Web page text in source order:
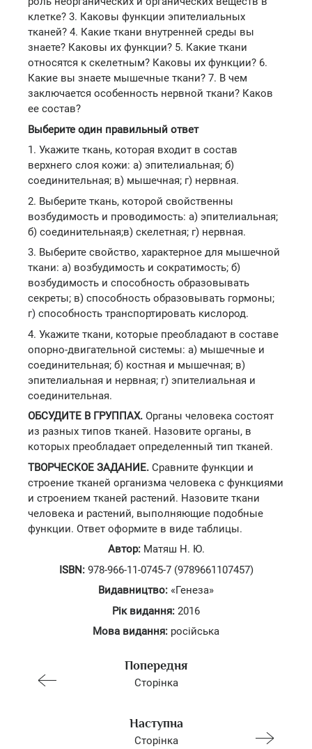
клетке? 3. Каковы функции эпителиальных
тканей? 4. Какие ткани внутренней среды вы
знаете? Каковы их функции? 5. Какие ткани
относятся к скелетным? Каковы их функции? 6.
Какие вы знаете мышечные ткани? 7. В чем
заключается особенность нервной ткани? Каков
ее состав?
Выберите один правильный ответ
1. Укажите ткань, которая входит в состав
верхнего слоя кожи: а) эпителиальная; б)
соединительная; в) мышечная; г) нервная.
2. Выберите ткань, которой свойственны
возбудимость и проводимость: а) эпителиальная;
б) соединительная;в) скелетная; г) нервная.
3. Выберите свойство, характерное для мышечной
ткани: а) возбудимость и сократимость; б)
возбудимость и способность образовывать
секреты; в) способность образовывать гормоны;
г) способность транспортировать кислород.
4. Укажите ткани, которые преобладают в составе
опорно-двигательной системы: а) мышечные и
соединительная; б) костная и мышечная; в)
эпителиальная и нервная; г) эпителиальная и
соединительная.
ОБСУДИТЕ В ГРУППАХ. Органы человека состоят
из разных типов тканей. Назовите органы, в
которых преобладает определенный тип тканей.
ТВОРЧЕСКОЕ ЗАДАНИЕ. Сравните функции и
строение тканей организма человека с функциями
и строением тканей растений. Назовите ткани
человека и растений, выполняющие подобные
функции. Ответ оформите в виде таблицы.
Автор:Матяш Н. Ю.
ISBN:978-966-11-0745-7 (9789661107457)
Видавництво: «Генеза»
Рік видання: 2016
Мова видання: російська
Попередня
Сторінка
Наступна
Сторінка